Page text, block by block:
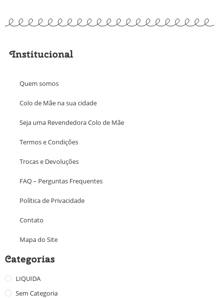
Institucional
Quem somos
Colo de Mãe na sua cidade
Seja uma Revendedora Colo de Mãe
Termos e Condições
Trocas e Devoluções
FAQ – Perguntas Frequentes
Política de Privacidade
Contato
Mapa do Site
Categorias
LIQUIDA
Sem Categoria